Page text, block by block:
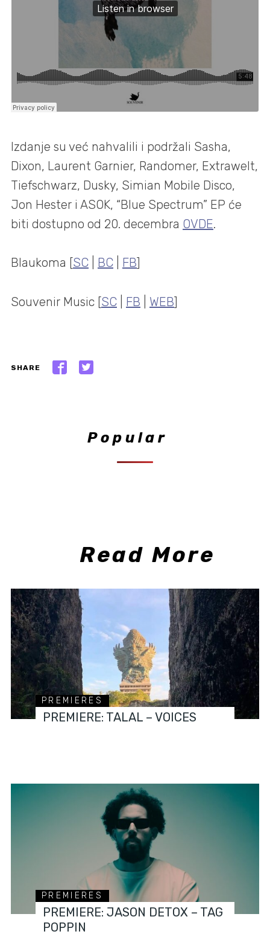
Izdanje su već nahvalili i podržali Sasha,
Dixon, Laurent Garnier, Randomer, Extrawelt,
Tiefschwarz, Dusky, Simian Mobile Disco,
Jon Hester i ASOK, “Blue Spectrum” EP će
biti dostupno od 20. decembra OVDE.
Blaukoma [SC BC FB]
Souvenir Music [SC FB WEB]
SHARE
Popular
Read More
PREMIERES
PREMIERE: TALAL – VOICES
PREMIERES
PREMIERE: JASON DETOX – TAG
POPPIN